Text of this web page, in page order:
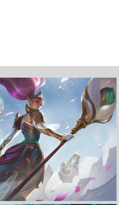
立 即 下 载
收 藏
立 即 下 载
收 藏